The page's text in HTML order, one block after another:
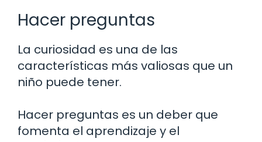
Hacer preguntas
La curiosidad es una de las
características más valiosas que un
niño puede tener.
Hacer preguntas es un deber que
fomenta el aprendizaje y el